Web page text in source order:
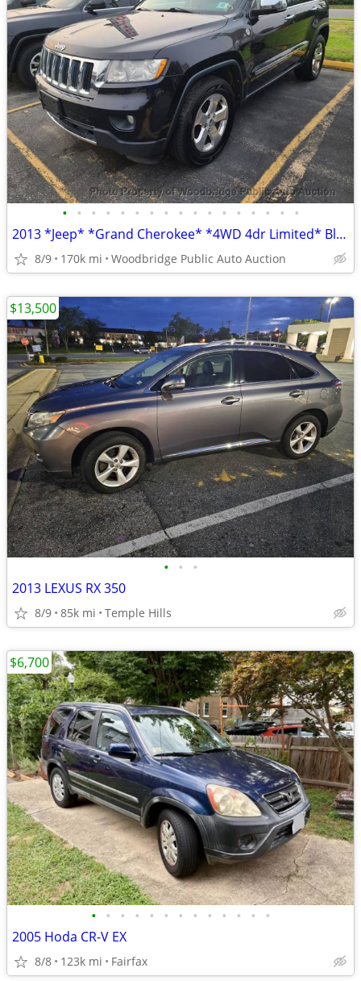
• • • • • • • • • • • • • • • • •
2013 *Jeep* *Grand Cherokee* *4WD 4dr Limited* Black
8/9 170k mi Woodbridge Public Auto Auction
• • •
2013 LEXUS RX 350
8/9 85k mi Temple Hills
$13,500
• • • • • • • • • • • • •
2005 Hoda CR-V EX
8/8 123k mi Fairfax
$6,700